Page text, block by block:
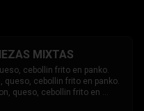
MIXTAS
cebollin frito en panko.
queso, cebollin frito en panko.
queso, cebollin frito en